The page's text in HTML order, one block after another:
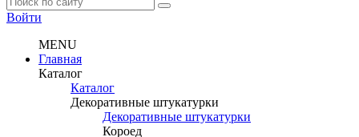
Войти
MENU
Главная
Каталог
Каталог
Декоративные штукатурки
Декоративные штукатурки
Короед